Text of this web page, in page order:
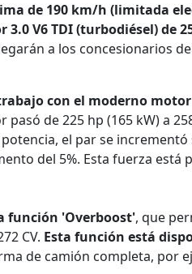
de 190 km/h (limitada
V6 TDI (turbodiésel) de
a los concesionarios
con el moderno motor
de 225 hp (165 kW) a
el par se
del 5%. Esta fuerza
función 'Overboost', que
CV. Esta función está
de camión completa, por